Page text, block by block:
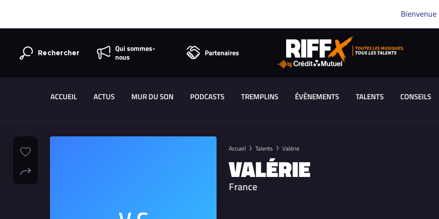
Bienvenue
Rechercher
Qui sommes-
nous
Partenaires
ACCUEIL ACTUS MUR DU SON PODCASTS TREMPLINS ÉVÈNEMENTS TALENTS CONSEILS
Accueil Talents Valérie
VALÉRIE
France